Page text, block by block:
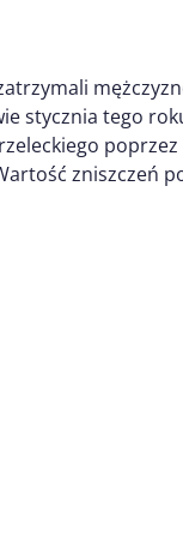
stycznia tego
zniszczeń